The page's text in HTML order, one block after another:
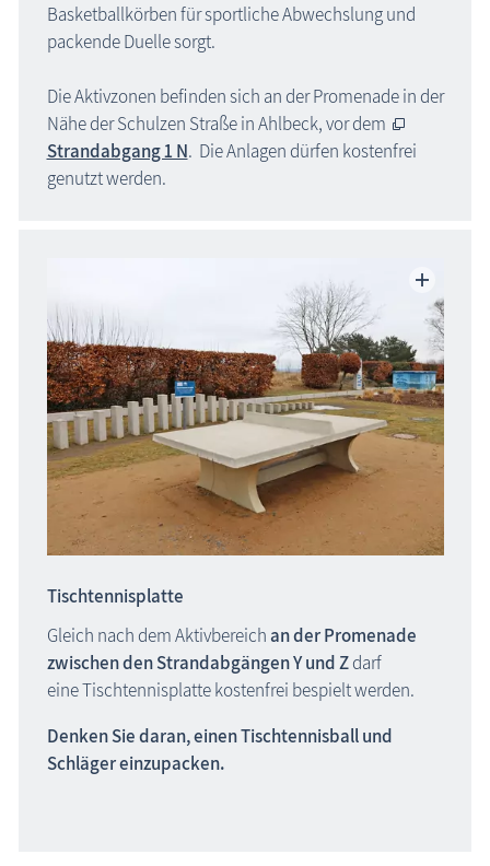
Basketballkörben für sportliche Abwechslung und
packende Duelle sorgt.
Die Aktivzonen befinden sich an der Promenade in der
Nähe der Schulzen Straße in Ahlbeck, vor dem
Strandabgang 1 N. Die Anlagen dürfen kostenfrei
genutzt werden.
Tischtennisplatte
Gleich nach dem Aktivbereichan der Promenade
zwischen den Strandabgängen Y und Zdarf
eine Tischtennisplatte kostenfrei bespielt werden.
Denken Sie daran, einen Tischtennisball und
Schläger einzupacken.